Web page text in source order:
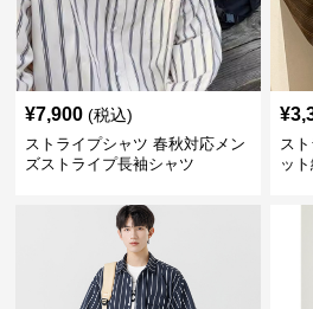
¥7,900 (税込)
ストライプシャツ 春秋対応メン
ズストライプ長袖シャツ
¥
ス
ッ